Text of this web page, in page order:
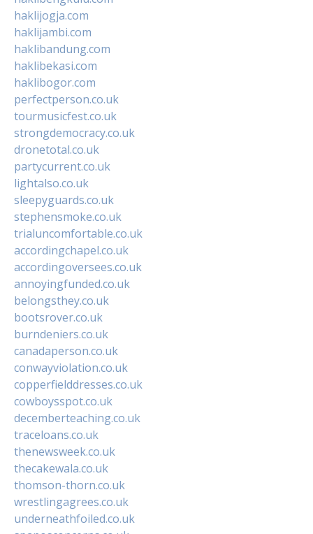
haklijogja.com
haklijambi.com
haklibandung.com
haklibekasi.com
haklibogor.com
perfectperson.co.uk
tourmusicfest.co.uk
strongdemocracy.co.uk
dronetotal.co.uk
partycurrent.co.uk
lightalso.co.uk
sleepyguards.co.uk
stephensmoke.co.uk
trialuncomfortable.co.uk
accordingchapel.co.uk
accordingoversees.co.uk
annoyingfunded.co.uk
belongsthey.co.uk
bootsrover.co.uk
burndeniers.co.uk
canadaperson.co.uk
conwayviolation.co.uk
copperfielddresses.co.uk
cowboysspot.co.uk
decemberteaching.co.uk
traceloans.co.uk
thenewsweek.co.uk
thecakewala.co.uk
thomson-thorn.co.uk
wrestlingagrees.co.uk
underneathfoiled.co.uk